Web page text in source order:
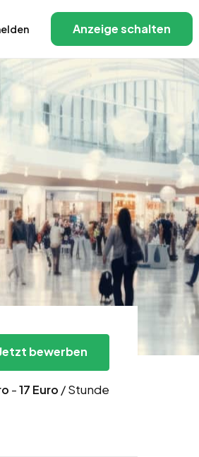
Anzeige schalten
bewerben
-17 Euro / Stunde